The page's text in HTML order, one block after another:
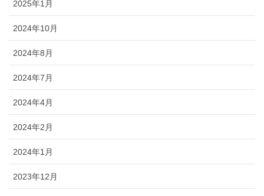
2025年1月
2024年10月
2024年8月
2024年7月
2024年4月
2024年2月
2024年1月
2023年12月